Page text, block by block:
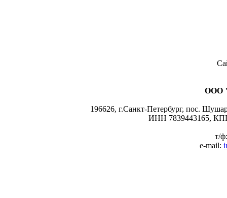
ООО
196626, г.Санкт-Петербург, пос.
ИНН 7839443165,
т/
e-mail: